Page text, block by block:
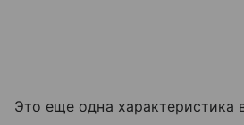
Это еще одна